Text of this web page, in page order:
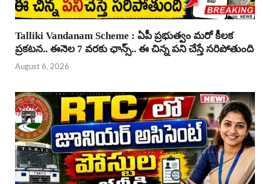
Talliki Vandanam Scheme : ఏపీ ప్రభుత్వం మరో కీలక
ప్రకటన.. ఈనెల 7 వరకు ఛాన్స్.. ఈ చిన్న పని చేస్తే సరిపోతుంది
August 6, 2026